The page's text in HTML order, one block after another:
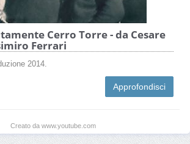
Cerro Torre - da Cesare
Ferrari
2014.
Approfondisci
Creato da www.youtube.com